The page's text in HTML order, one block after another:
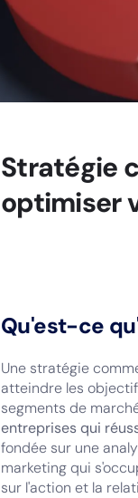
Stratégie
optimiser
Qu'est-ce
Une stratégie
atteindre les
segments de
entreprises qui
fondée sur une
marketing qui
sur l'action et la